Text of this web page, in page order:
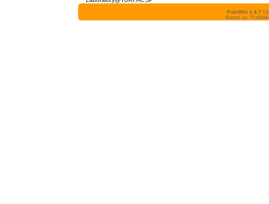
PukiWiki 1.4.7
Based on